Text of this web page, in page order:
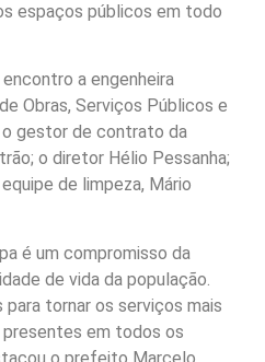
espaços públicos em todo
a engenheira
Obras, Serviços Públicos e
o gestor de contrato da
o diretor Hélio Pessanha;
de limpeza, Mário
é um compromisso da
de vida da população.
tornar os serviços mais
em todos os